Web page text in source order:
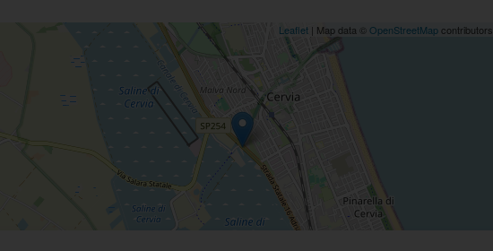
Posizione Leaflet | Map data © OpenStreetMap contributors,